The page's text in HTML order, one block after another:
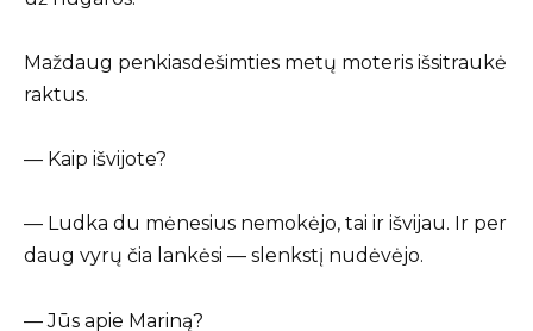
Maždaug penkiasdešimties metų moteris išsitraukė
raktus.
— Kaip išvijote?
— Ludka du mėnesius nemokėjo, tai ir išvijau. Ir per
daug vyrų čia lankėsi — slenkstį nudėvėjo.
— Jūs apie Mariną?